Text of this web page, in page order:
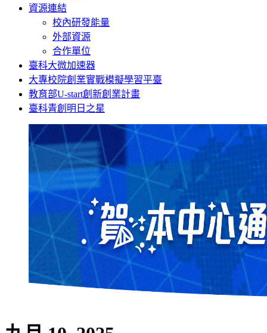
資源連結
校內研發能量
外部資源
合作單位
臺科大微加速器
大專校院創業實戰模擬學習平臺
教育部U-start創新創業計畫
臺科青創明日之星